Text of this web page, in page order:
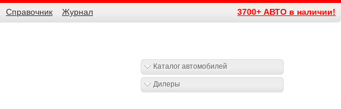
Справочник Журнал 3700+ АВТО в наличии!
Каталог автомобилей
Дилеры